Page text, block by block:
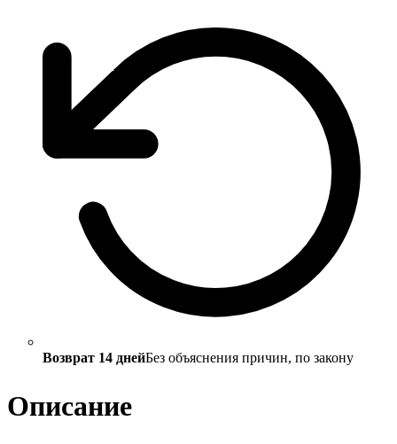
Возврат 14 днейБез объяснения причин, по закону
Описание